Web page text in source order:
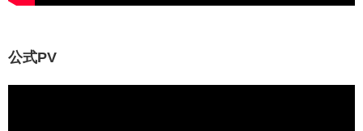
公式PV